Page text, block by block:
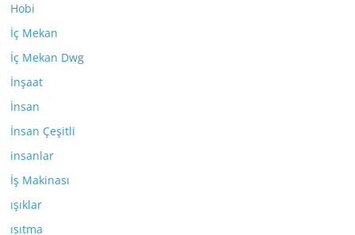
Hobi
İç Mekan
İç Mekan Dwg
İnşaat
İnsan
İnsan Çeşitli
insanlar
İş Makinası
ışıklar
ısıtma